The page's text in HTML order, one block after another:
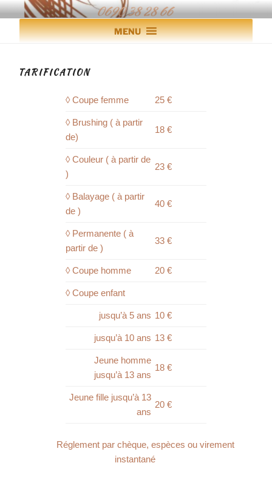
Un cadeau à offrir ?... Cliquez ici
Aller
au
contenu
MAGALIE COIFFURE
Coiffure à domicile en Guadeloupe
MENU
TARIFICATION
◊ Coupe femme 25 €
◊ Brushing ( à partir
de)
18 €
◊ Couleur ( à partir de
)
23 €
◊ Balayage ( à partir
de )
40 €
◊ Permanente ( à
partir de )
33 €
◊ Coupe homme 20 €
◊ Coupe enfant
jusqu’à 5 ans 10 €
jusqu’à 10 ans 13 €
Jeune homme
jusqu’à 13 ans
18 €
Jeune fille jusqu’à 13
ans
20 €
Réglement par chèque, espèces ou virement
instantané